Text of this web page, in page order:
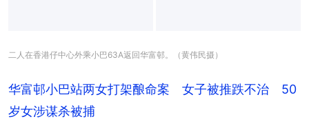
二人在香港仔中心外乘小巴63A返回华富邨。（黄伟民摄）
华富邨小巴站两女打架酿命案 女子被推跌不治 50
岁女涉谋杀被捕